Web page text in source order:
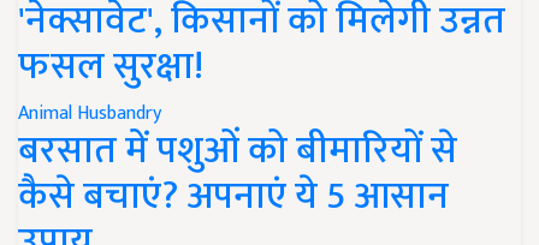
'नेक्सावेट', किसानों को मिलेगी उन्नत
फसल सुरक्षा!
Animal Husbandry
बरसात में पशुओं को बीमारियों से
कैसे बचाएं? अपनाएं ये 5 आसान